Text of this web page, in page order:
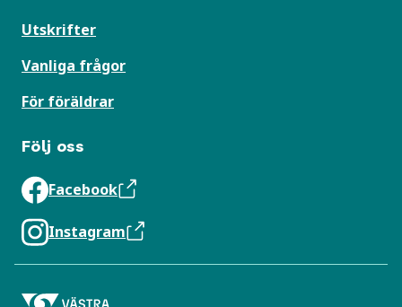
Utskrifter
Vanliga frågor
För föräldrar
Följ oss
Facebook
Instagram